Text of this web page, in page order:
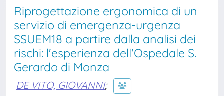
Riprogettazione ergonomica di un
servizio di emergenza-urgenza
SSUEM18 a partire dalla analisi dei
rischi: l'esperienza dell'Ospedale S.
Gerardo di Monza
DE VITO, GIOVANNI;